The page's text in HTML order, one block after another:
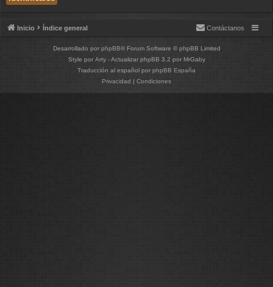
Inicio Índice general Contáctanos
Desarrollado por phpBB® Forum Software © phpBB Limited
Style por Arty- Actualizar phpBB 3.2 por MrGaby
Traducción al español por phpBB España
Privacidad | Condiciones